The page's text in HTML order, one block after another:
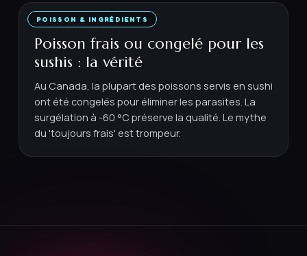
POISSON & INGRÉDIENTS
14 MAI 2026 · 6 MIN
Poisson frais ou congelé pour les
sushis : la vérité
Au Canada, la plupart des poissons servis en sushi
ont été congelés pour éliminer les parasites. La
surgélation à -60 °C préserve la qualité. Le mythe
du 'toujours frais' est trompeur.